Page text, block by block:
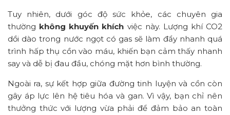
Tuy nhiên, dưới góc độ sức khỏe, các chuyên gia
thường không khuyến khích việc này. Lượng khí CO2
dồi dào trong nước ngọt có gas sẽ làm đẩy nhanh quá
trình hấp thụ cồn vào máu, khiến bạn cảm thấy nhanh
say và dễ bị đau đầu, chóng mặt hơn bình thường.
Ngoài ra, sự kết hợp giữa đường tinh luyện và cồn còn
gây áp lực lên hệ tiêu hóa và gan. Vì vậy, bạn chỉ nên
thưởng thức với lượng vừa phải để đảm bảo an toàn